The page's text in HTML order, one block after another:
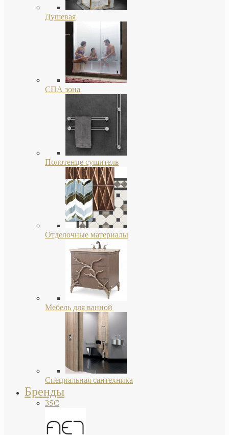
Душевая
СПА зона
Полотенце сушитель
Отделочные материалы
Мебель для ванной
Специальная сантехника
Бренды
3SC